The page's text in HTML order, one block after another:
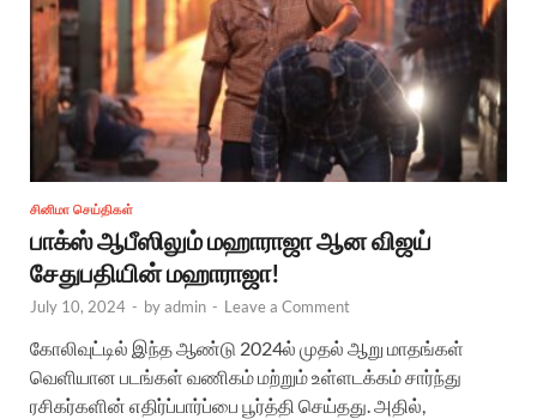
சினிமா செய்திகள்
பாக்ஸ் ஆபீஸிலும் மஹாராஜா ஆன விஜய்
சேதுபதியின் மஹாராஜா!
July 10, 2024 - byadmin - Leave a Comment
கோலிவுட்டில் இந்த ஆண்டு 2024ல் முதல் ஆறு மாதங்கள்
வெளியான படங்கள் வணிகம் மற்றும் உள்ளடக்கம் சார்ந்து
ரசிகர்களின் எதிர்ப்பார்ப்பை பூர்த்தி செய்தது. அதில்,